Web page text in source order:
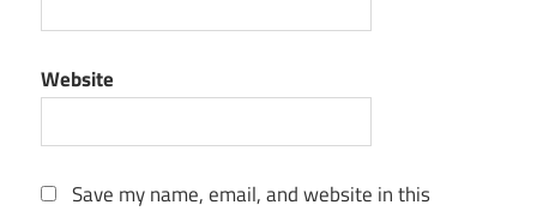
Website
Save my name, email, and website in this